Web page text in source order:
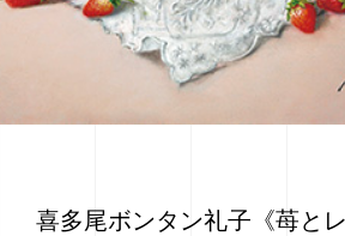
喜多尾ボンタン礼子《苺と